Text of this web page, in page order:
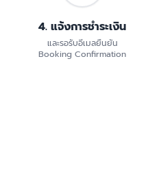
4. แจ้งการชำระเงิน
และรอรับอีเมลยืนยัน
Booking Confirmation